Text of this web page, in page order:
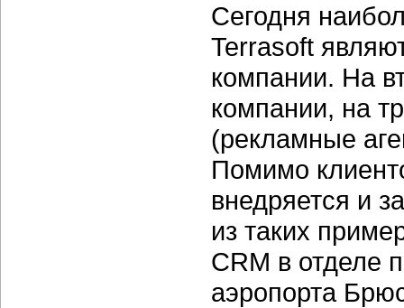
Сегодня
Terrasoft
компании. На
компании, на
(рекламные
Помимо
внедряется и
из таких
CRM в отделе
аэропорта